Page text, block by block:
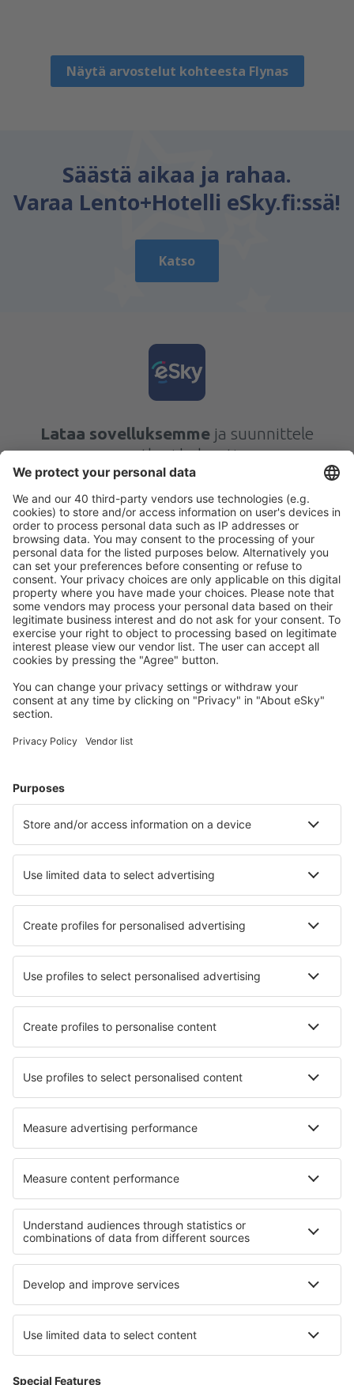
Näytä arvostelut kohteesta Flynas
Säästä aikaa ja rahaa.
Varaa Lento+Hotelli eSky.fi:ssä!
Katso
Lataa sovelluksemme ja suunnittele
matkasi helposti
Suunnittele matkasi
Halvat lennot
Kaupunkilomat
Lomamatkat
Majoitus
Lento+Hotelli
Hotellit
Kuljetukset
Lue lisää
Lentoyhtiöt
FlexFlight
Lufthansa
Wizz Air
Norwegian
KLM
SAS
Turkish Airlines
Air Baltic
Tietoa eSkysta
Sopimusehdot
Omat varaukset
Tietosuojakäytäntö
Tuki ja yhteystiedot
Yksityisyys